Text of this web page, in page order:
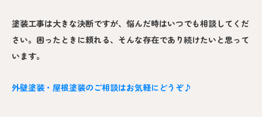
塗装工事は大きな決断ですが、悩んだ時はいつでも相談してくだ
さい。困ったときに頼れる、そんな存在であり続けたいと思って
います。
外壁塗装・屋根塗装のご相談はお気軽にどうぞ♪